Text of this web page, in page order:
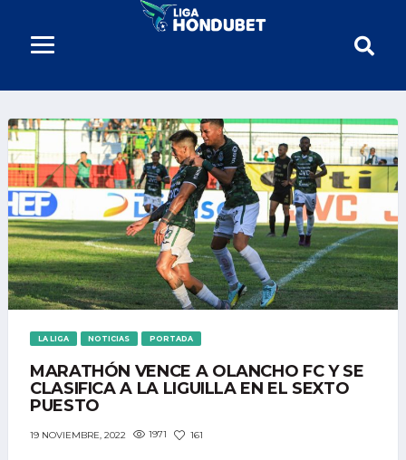
LA LIGA NOTICIAS PORTADA
MARATHÓN VENCE A OLANCHO FC Y SE
CLASIFICA A LA LIGUILLA EN EL SEXTO
PUESTO
19 NOVIEMBRE, 2022 1971 161